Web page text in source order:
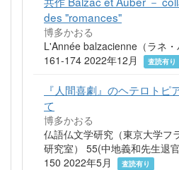
des "romances"
博多かおる
L'Année balzacienne（ラネ
161-174 2022年12月
査読有り
『人間喜劇』のヘテロトピ
て
博多かおる
仏語仏文学研究（東京大学フ
研究室） 55(中地義和先生退
150 2022年5月
査読有り